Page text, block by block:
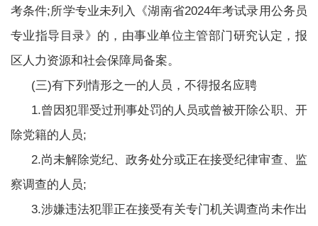
考条件;所学专业未列入《湖南省2024年考试录用公务员
专业指导目录》的，由事业单位主管部门研究认定，报
区人力资源和社会保障局备案。
(三)有下列情形之一的人员，不得报名应聘
1.曾因犯罪受过刑事处罚的人员或曾被开除公职、开
除党籍的人员;
2.尚未解除党纪、政务处分或正在接受纪律审查、监
察调查的人员;
3.涉嫌违法犯罪正在接受有关专门机关调查尚未作出